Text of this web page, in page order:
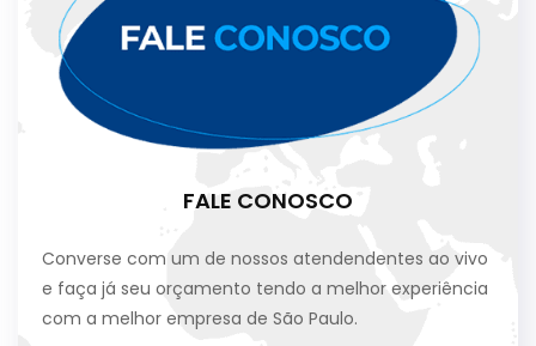
FALE CONOSCO
Converse com um de nossos atendendentes ao vivo
e faça já seu orçamento tendo a melhor experiência
com a melhor empresa de São Paulo.